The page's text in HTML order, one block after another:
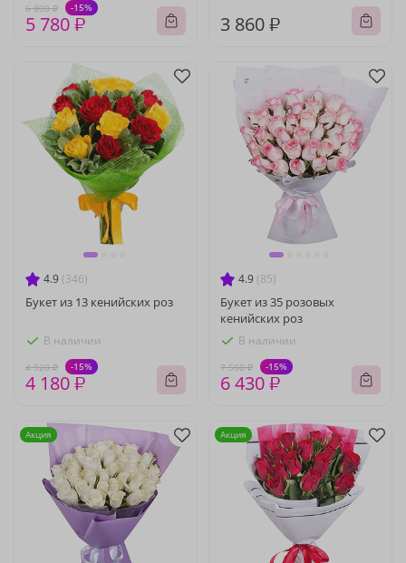
6 800 ₽ -15%
5 780 ₽ 3 860 ₽
4.9 (346)
Букет из 13 кенийских роз
В наличии
4 920 ₽ -15%
4 180 ₽
4.9 (85)
Букет из 35 розовых
кенийских роз
В наличии
7 560 ₽ -15%
6 430 ₽
Акция Акция